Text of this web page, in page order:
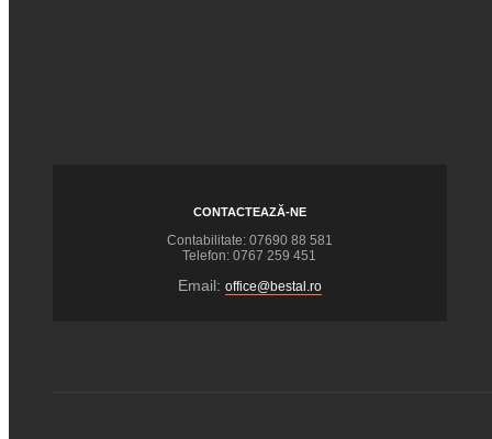
CONTACTEAZĂ-NE
Contabilitate: 07690 88 581
Telefon: 0767 259 451
Email: office@bestal.ro